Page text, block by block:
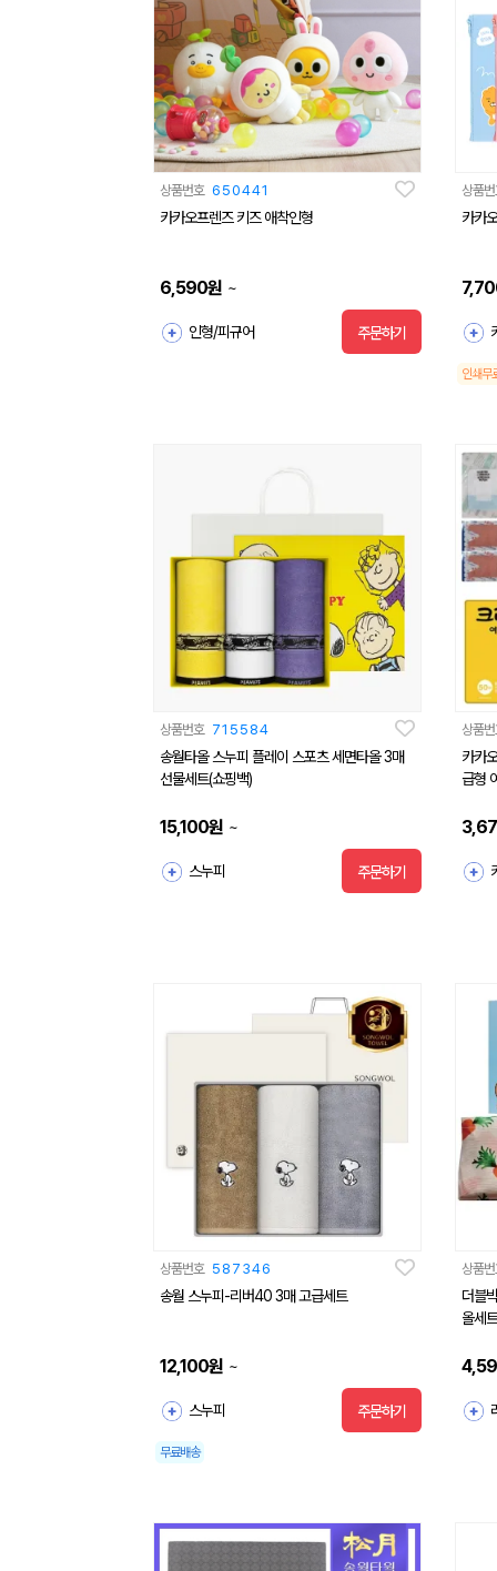
상품번호 650441
카카오프렌즈 키즈 애착인형
6,590원 ~
인형/피규어 주문하기
상품
카카
인쇄무
상품번호 715584
송월타올 스누피 플레이 스포츠 세면타올 3매
선물세트(쇼핑백)
15,100원 ~
스누피 주문하기
상품
카카
급형
상품번호 587346
송월 스누피-리버40 3매 고급세트
12,100원 ~
스누피 주문하기
무료배송
상품
더블
올세